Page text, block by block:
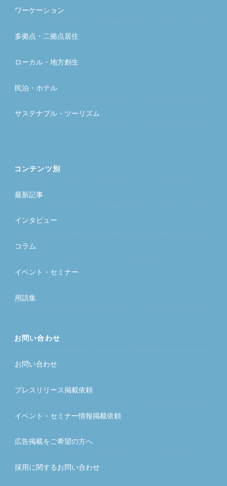
ワーケーション
多拠点・二拠点居住
ローカル・地方創生
民泊・ホテル
サステナブル・ツーリズム
コンテンツ別
最新記事
インタビュー
コラム
イベント・セミナー
用語集
お問い合わせ
お問い合わせ
プレスリリース掲載依頼
イベント・セミナー情報掲載依頼
広告掲載をご希望の方へ
採用に関するお問い合わせ